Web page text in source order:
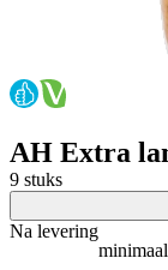
AH Extra
9 stuks
Na levering